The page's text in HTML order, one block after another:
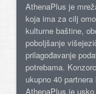
AthenaPlus je
koja ima za cilj
kulturne baštine,
poboljšanje
prilagođavanje
potrebama.
ukupno 40
AthenaPlus je